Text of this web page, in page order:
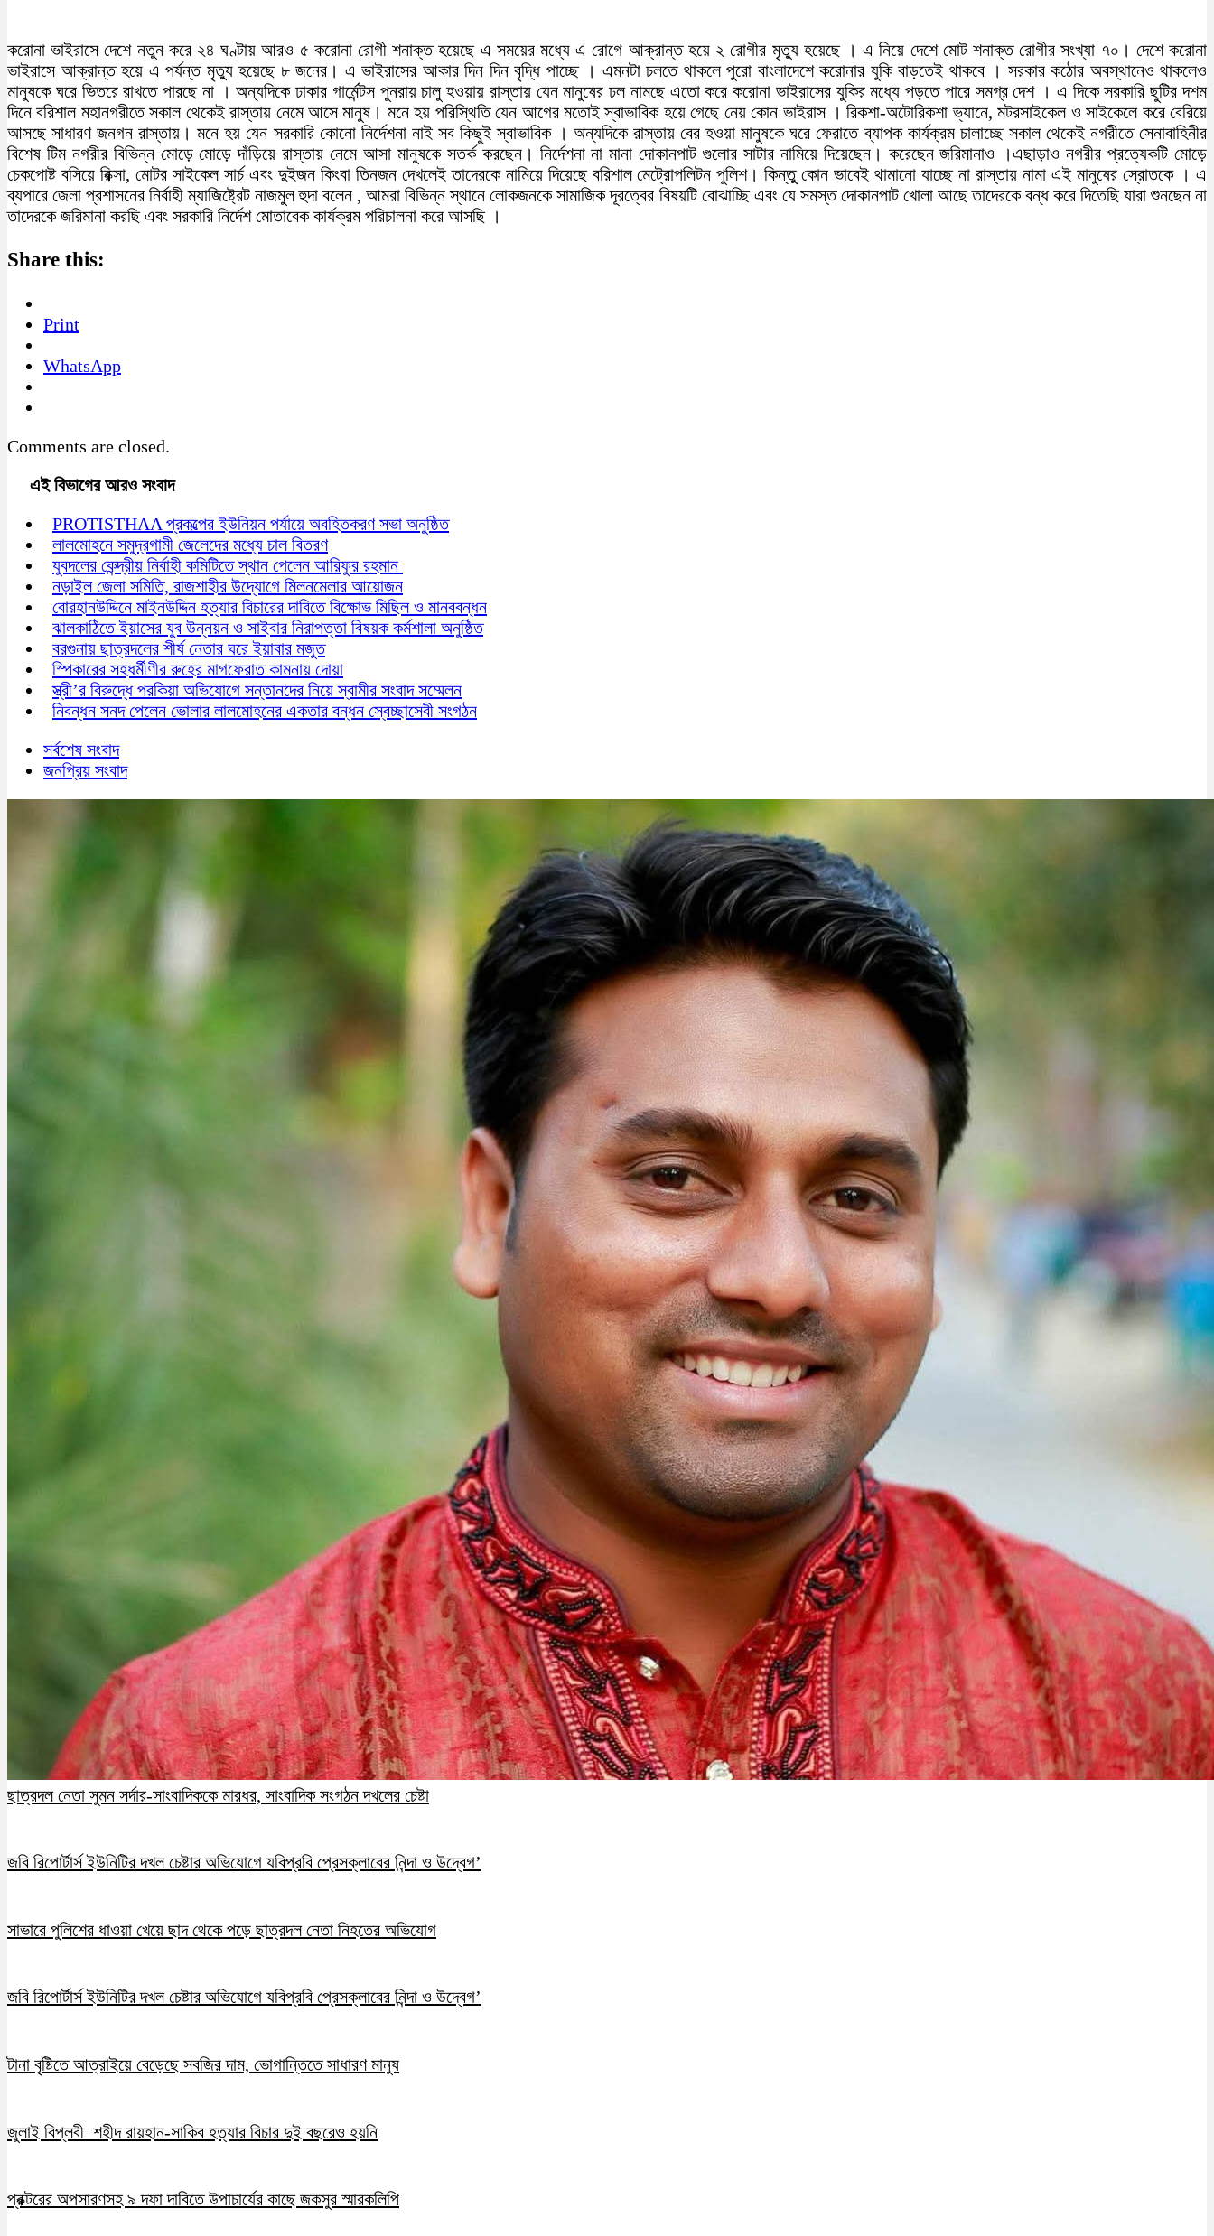
করোনা ভাইরাসে দেশে নতুন করে ২৪ ঘণ্টায় আরও ৫ করোনা রোগী শনাক্ত হয়েছে এ সময়ের মধ্যে এ রোগে আক্রান্ত হয়ে ২ রোগীর মৃত্যু হয়েছে । এ নিয়ে দেশে মোট শনাক্ত রোগীর সংখ্যা ৭০। দেশে করোনা
ভাইরাসে আক্রান্ত হয়ে এ পর্যন্ত মৃত্যু হয়েছে ৮ জনের। এ ভাইরাসের আকার দিন দিন বৃদ্ধি পাচ্ছে । এমনটা চলতে থাকলে পুরো বাংলাদেশে করোনার যুকি বাড়তেই থাকবে । সরকার কঠোর অবস্থানেও থাকলেও
মানুষকে ঘরে ভিতরে রাখতে পারছে না । অন্যদিকে ঢাকার গার্মেন্টস পুনরায় চালু হওয়ায় রাস্তায় যেন মানুষের ঢল নামছে এতো করে করোনা ভাইরাসের যুকির মধ্যে পড়তে পারে সমগ্র দেশ । এ দিকে সরকারি ছুটির দশম
দিনে বরিশাল মহানগরীতে সকাল থেকেই রাস্তায় নেমে আসে মানুষ। মনে হয় পরিস্থিতি যেন আগের মতোই স্বাভাবিক হয়ে গেছে নেয় কোন ভাইরাস । রিকশা-অটোরিকশা ভ্যানে, মটরসাইকেল ও সাইকেলে করে বেরিয়ে
আসছে সাধারণ জনগন রাস্তায়। মনে হয় যেন সরকারি কোনো নির্দেশনা নাই সব কিছুই স্বাভাবিক । অন্যদিকে রাস্তায় বের হওয়া মানুষকে ঘরে ফেরাতে ব্যাপক কার্যক্রম চালাচ্ছে সকাল থেকেই নগরীতে সেনাবাহিনীর
বিশেষ টিম নগরীর বিভিন্ন মোড়ে মোড়ে দাঁড়িয়ে রাস্তায় নেমে আসা মানুষকে সতর্ক করছেন। নির্দেশনা না মানা দোকানপাট গুলোর সাটার নামিয়ে দিয়েছেন। করেছেন জরিমানাও ।এছাড়াও নগরীর প্রত্যেকটি মোড়ে
চেকপোষ্ট বসিয়ে রিক্সা, মোটর সাইকেল সার্চ এবং দুইজন কিংবা তিনজন দেখলেই তাদেরকে নামিয়ে দিয়েছে বরিশাল মেট্রোপলিটন পুলিশ। কিন্তুু কোন ভাবেই থামানো যাচ্ছে না রাস্তায় নামা এই মানুষের স্রোতকে । এ
ব্যপারে জেলা প্রশাসনের নির্বাহী ম্যাজিষ্ট্রেট নাজমুল হুদা বলেন , আমরা বিভিন্ন স্থানে লোকজনকে সামাজিক দূরত্বের বিষয়টি বোঝাচ্ছি এবং যে সমস্ত দোকানপাট খোলা আছে তাদেরকে বন্ধ করে দিতেছি যারা শুনছেন না
তাদেরকে জরিমানা করছি এবং সরকারি নির্দেশ মোতাবেক কার্যক্রম পরিচালনা করে আসছি ।
Share this:
Print
WhatsApp
Comments are closed.
এই বিভাগের আরও সংবাদ
PROTISTHAA প্রকল্পের ইউনিয়ন পর্যায়ে অবহিতকরণ সভা অনুষ্ঠিত
লালমোহনে সমুদ্রগামী জেলেদের মধ্যে চাল বিতরণ
যুবদলের কেন্দ্রীয় নির্বাহী কমিটিতে স্থান পেলেন আরিফুর রহমান
নড়াইল জেলা সমিতি, রাজশাহীর উদ্যোগে মিলনমেলার আয়োজন
বোরহানউদ্দিনে মাইনউদ্দিন হত্যার বিচারের দাবিতে বিক্ষোভ মিছিল ও মানববন্ধন
ঝালকাঠিতে ইয়াসের যুব উন্নয়ন ও সাইবার নিরাপত্তা বিষয়ক কর্মশালা অনুষ্ঠিত
বরগুনায় ছাত্রদলের শীর্ষ নেতার ঘরে ইয়াবার মজুত
স্পিকারের সহধর্মীণীর রুহের মাগফেরাত কামনায় দোয়া
স্ত্রী’র বিরুদ্ধে পরকিয়া অভিযোগে সন্তানদের নিয়ে স্বামীর সংবাদ সম্মেলন
নিবন্ধন সনদ পেলেন ভোলার লালমোহনের একতার বন্ধন স্বেচ্ছাসেবী সংগঠন
সর্বশেষ সংবাদ
জনপ্রিয় সংবাদ
ছাত্রদল নেতা সুমন সর্দার-সাংবাদিককে মারধর, সাংবাদিক সংগঠন দখলের চেষ্টা
জবি রিপোর্টার্স ইউনিটির দখল চেষ্টার অভিযোগে যবিপ্রবি প্রেসক্লাবের নিন্দা ও উদ্বেগ’
সাভারে পুলিশের ধাওয়া খেয়ে ছাদ থেকে পড়ে ছাত্রদল নেতা নিহতের অভিযোগ
জবি রিপোর্টার্স ইউনিটির দখল চেষ্টার অভিযোগে যবিপ্রবি প্রেসক্লাবের নিন্দা ও উদ্বেগ’
টানা বৃষ্টিতে আত্রাইয়ে বেড়েছে সবজির দাম, ভোগান্তিতে সাধারণ মানুষ
জুলাই বিপ্লবী শহীদ রায়হান-সাকিব হত্যার বিচার দুই বছরেও হয়নি
প্রক্টরের অপসারণসহ ৯ দফা দাবিতে উপাচার্যের কাছে জকসুর স্মারকলিপি